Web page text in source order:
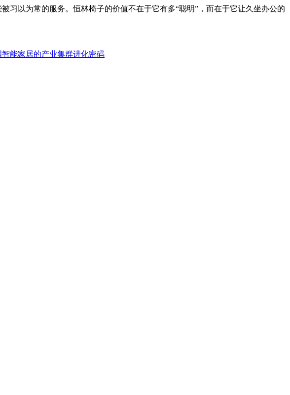
以为常的服务。恒林椅子的价值不在于它有多“聪明”，而在于它让久坐办公的
能家居的产业集群进化密码